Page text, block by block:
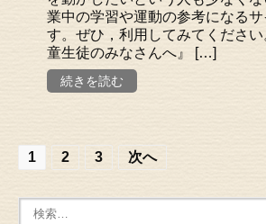
業中の学習や運動の参考になるサ
す。ぜひ，利用してみてくださ
童生徒のみなさんへ』 […]
続きを読む
投
稿
1 2 3 次へ